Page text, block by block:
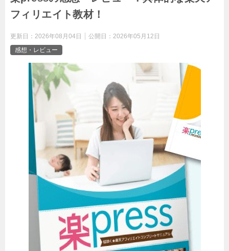
フィリエイト教材！
更新日： 2026年08月04日 公開日： 2026年05月12日
感想・レビュー